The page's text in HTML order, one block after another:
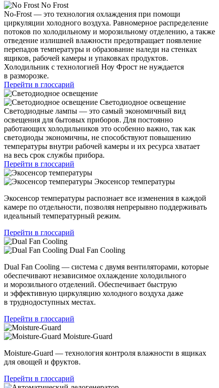
No Frost
No-Frost — это технология охлаждения при помощи
циркуляции холодного воздуха. Равномерное распределение
потоков по холодильному и морозильному отделению, а также
отведение излишней влажности предотвращает появление
перепадов температуры и образование наледи на стенках
ящиков, рабочей камеры и упаковках продуктов.
Холодильник с технологией Ноу Фрост не нуждается
в разморозке.
Перейти в глоссарий
Светодиодное освещение
Светодиодные лампы — это самый экономичный вид
освещения для бытовых приборов. Для постоянно
работающих холодильников это особенно важно, так как
светодиоды экономичны, не способствуют повышению
температуры внутри рабочей камеры и их ресурса хватает
на весь срок службы прибора.
Перейти в глоссарий
Экосенсор температуры
Экосенсор температуры распознает все изменения в каждой
камере по отдельности, позволяя непрерывно поддерживать
идеальный температурный режим.
Перейти в глоссарий
Dual Fan Cooling
Dual Fan Cooling — система с двумя вентиляторами, которые
обеспечивают независимое охлаждение холодильного
и морозильного отделений. Обеспечивает быструю
и эффективную циркуляцию холодного воздуха даже
в труднодоступных местах.
Перейти в глоссарий
Moisture-Guard
Moisture-Guard — технология контроля влажности в ящиках
для овощей и фруктов.
Перейти в глоссарий